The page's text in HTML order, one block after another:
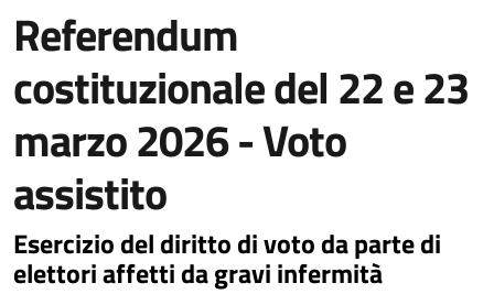
Referendum
costituzionale del 22 e 23
marzo 2026 - Voto
assistito
Esercizio del diritto di voto da parte di
elettori affetti da gravi infermità